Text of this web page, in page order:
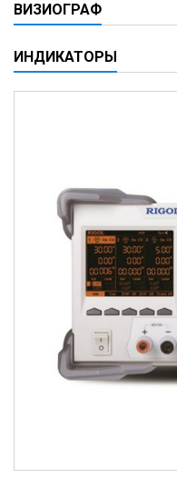
ВИЗИОГРАФ
ИНДИКАТОРЫ